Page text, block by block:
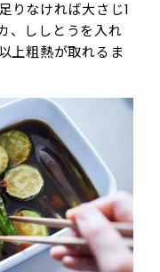
りなければ大さじ1
、ししとうを入れ
上粗熱が取れるま